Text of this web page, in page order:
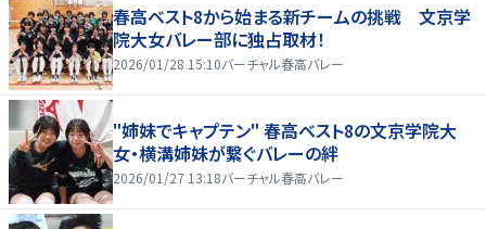
春高ベスト8から始まる新チームの挑戦 文京学
院大女バレー部に独占取材！
2026/01/28 15:10バーチャル春高バレー
"姉妹でキャプテン" 春高ベスト8の文京学院大
女・横溝姉妹が繋ぐバレーの絆
2026/01/27 13:18バーチャル春高バレー